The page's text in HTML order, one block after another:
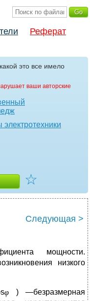
Реферат
это все имело
ваши авторские
☆
Следующая >
мощности.
низкого
) —безразмерная